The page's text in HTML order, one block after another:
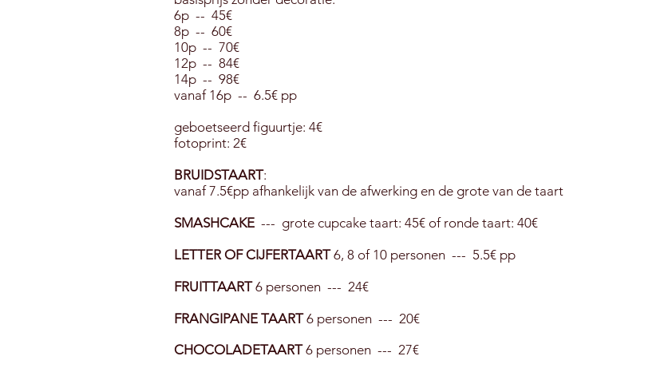
6p -- 45€
8p -- 60€
10p -- 70€
12p -- 84€
14p -- 98€
vanaf 16p -- 6.5€ pp
geboetseerd figuurtje: 4€
fotoprint: 2€
BRUIDSTAART:
vanaf 7.5€pp afhankelijk van de afwerking en de grote van de taart
SMASHCAKE --- grote cupcake taart: 45€ of ronde taart: 40€
LETTER OF CIJFERTAART6, 8 of 10 personen --- 5.5€ pp
FRUITTAART6 personen --- 24€
FRANGIPANE TAART 6 personen --- 20€
CHOCOLADETAART6 personen --- 27€